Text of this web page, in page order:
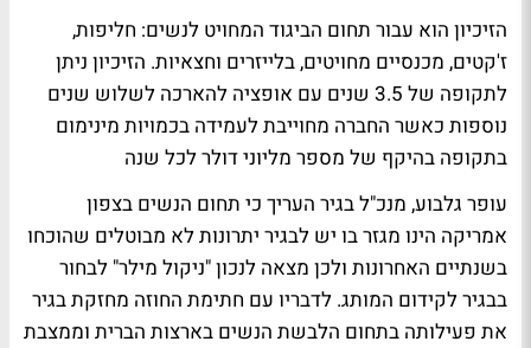
הזיכיון הוא עבור תחום הביגוד המחויט לנשים: חליפות,
ז'קטים, מכנסיים מחויטים, בלייזרים וחצאיות. הזיכיון ניתן
לתקופה של 3.5 שנים עם אופציה להארכה לשלוש שנים
נוספות כאשר החברה מחוייבת לעמידה בכמויות מינימום
בתקופה בהיקף של מספר מליוני דולר לכל שנה
עופר גלבוע, מנכ"ל בגיר העריך כי תחום הנשים בצפון
אמריקה הינו מגזר בו יש לבגיר יתרונות לא מבוטלים שהוכחו
בשנתיים האחרונות ולכן מצאה לנכון "ניקול מילר" לבחור
בבגיר לקידום המותג. לדבריו עם חתימת החוזה מחזקת בגיר
את פעילותה בתחום הלבשת הנשים בארצות הברית וממצבת